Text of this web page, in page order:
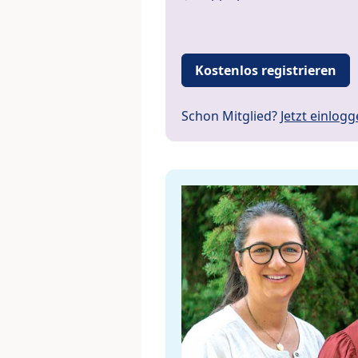
Kostenlos registrieren
Schon Mitglied? Jetzt